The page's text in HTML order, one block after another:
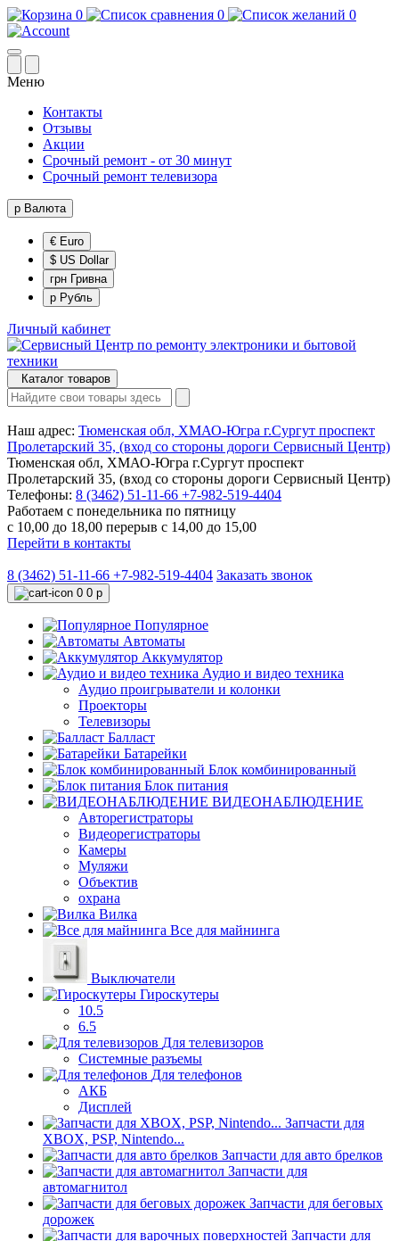
0 0 0
Меню
Контакты
Отзывы
Акции
Срочный ремонт - от 30 минут
Срочный ремонт телевизора
р Валюта
€ Euro
$ US Dollar
грн Гривна
р Рубль
Личный кабинет
Каталог товаров
Наш адрес: Тюменская обл, ХМАО-Югра г.Сургут проспект
Пролетарский 35, (вход со стороны дороги Сервисный Центр)
Тюменская обл, ХМАО-Югра г.Сургут проспект
Пролетарский 35, (вход со стороны дороги Сервисный Центр)
Телефоны: 8 (3462) 51-11-66 +7-982-519-4404
Работаем с понедельника по пятницу
с 10,00 до 18,00 перерыв с 14,00 до 15,00
Перейти в контакты
8 (3462) 51-11-66 +7-982-519-4404 Заказать звонок
0 0 р
Популярное
Автоматы
Аккумулятор
Аудио и видео техника
Аудио проигрыватели и колонки
Проекторы
Телевизоры
Балласт
Батарейки
Блок комбинированный
Блок питания
ВИДЕОНАБЛЮДЕНИЕ
Авторегистраторы
Видеорегистраторы
Камеры
Муляжи
Объектив
охрана
Вилка
Все для майнинга
Выключатели
Гироскутеры
10.5
6.5
Для телевизоров
Системные разъемы
Для телефонов
АКБ
Дисплей
Запчасти для
XBOX, PSP, Nintendo...
Запчасти для авто брелков
Запчасти для
автомагнитол
Запчасти для беговых
дорожек
Запчасти для